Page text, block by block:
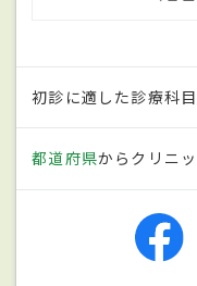
原因
中心性漿液性脈
トレスが悪影響
初診に適した診療科目
都道府県からクリニ